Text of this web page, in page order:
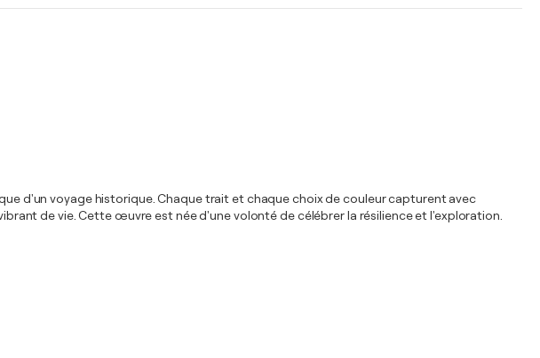
d'un voyage historique. Chaque trait et chaque choix de couleur capturent avec
de vie. Cette œuvre est née d'une volonté de célébrer la résilience et l'exploration.